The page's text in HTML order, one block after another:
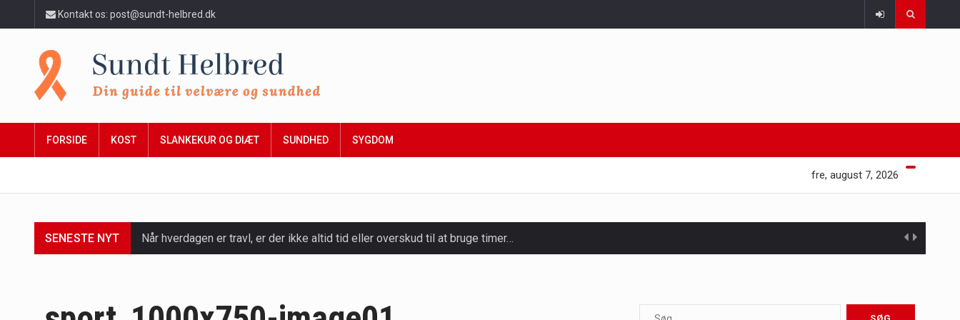
Kontakt os: post@sundt-helbred.dk
FORSIDE KOST SLANKEKUR OG DIÆT SUNDHED SYGDOM
fre, august 7, 2026
SENESTE NYT Når hverdagen er travl, er der ikke altid tid eller overskud til at bruge timer…
Mælkesyrebakterier er små, men utroligt kraftfulde mikroorganismer, der spiller en afgørende rolle i at opretholde…